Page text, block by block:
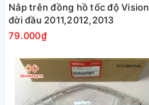
Nắp trên đồng hồ tốc độ Vision
đời đầu 2011,2012,2013
79.000₫